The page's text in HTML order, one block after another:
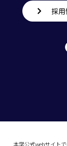
本学公式webサイト
採